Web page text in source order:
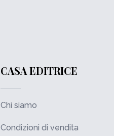
CASA EDITRICE
Chi siamo
Condizioni di vendita